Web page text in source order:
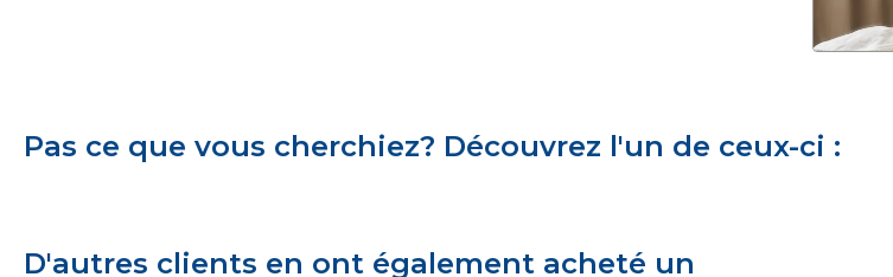
Pas ce que vous cherchiez? Découvrez l'un de ceux-ci :
D'autres clients en ont également acheté un